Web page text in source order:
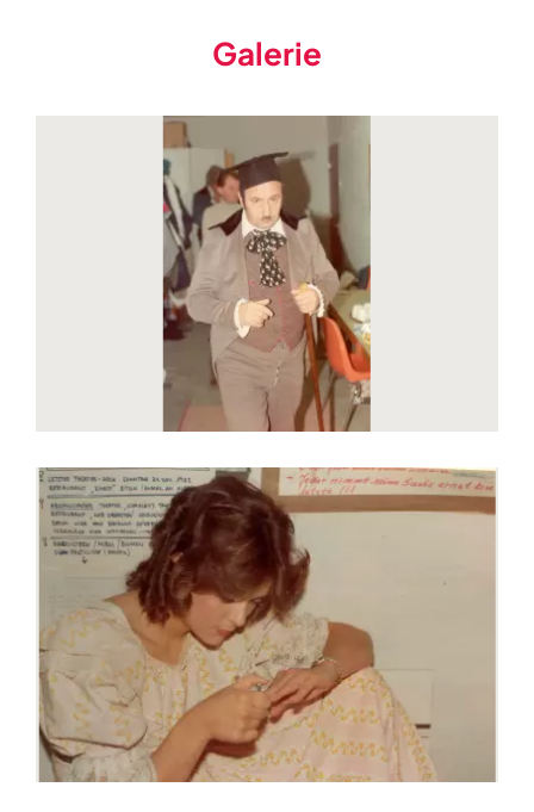
Galerie